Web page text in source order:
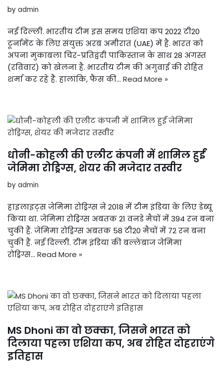
by admin
नई दिल्ली. भारतीय टीम इस समय एशिया कप 2022 टी20
टूर्नामेंट के लिए संयुक्त अरब अमीरात (UAE) में है. भारत को
अपना मुकाबला चिर-प्रतिद्वंदी पाकिस्तान के साथ 28 अगस्त
(रविवार) को खेलना है. भारतीय टीम की अगुवाई की रोहित
शर्मा कर रहे हैं. हालांकि, फैंस की… Read More »
धोनी-कोहली की एलीट कंपनी में शामिल हुईं
जेमिमा रोड्रिग्स, शेयर की मजेदार तस्वीर
by admin
हाइलाइट्स जेमिमा रोड्रिग्स ने 2018 में टीम इंडिया के लिए डेब्यू
किया था. जेमिमा रोड्रिग्स अबतक 21 वनडे मैचों में 394 रन बना
चुकी हैं. जेमिमा रोड्रिग्स अबतक 58 टी20 मैचों में 72 रन बना
चुकी हैं. नई दिल्ली. टीम इंडिया की बल्लेबाज जेमिमा
रोड्रिग्स… Read More »
MS Dhoni का वो छक्का, जिसने भारत को
दिलाया पहला एशिया कप, अब रोहित दोहराएंगे
इतिहास